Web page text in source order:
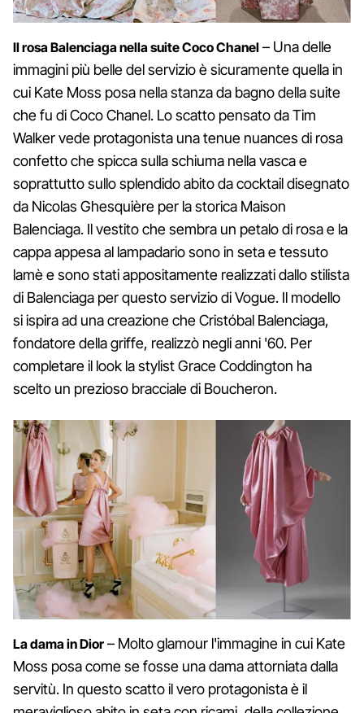
Il rosa Balenciaga nella suite Coco Chanel – Una delle
immagini più belle del servizio è sicuramente quella in
cui Kate Moss posa nella stanza da bagno della suite
che fu di Coco Chanel. Lo scatto pensato da Tim
Walker vede protagonista una tenue nuances di rosa
confetto che spicca sulla schiuma nella vasca e
soprattutto sullo splendido abito da cocktail disegnato
da Nicolas Ghesquière per la storica Maison
Balenciaga. Il vestito che sembra un petalo di rosa e la
cappa appesa al lampadario sono in seta e tessuto
lamè e sono stati appositamente realizzati dallo stilista
di Balenciaga per questo servizio di Vogue. Il modello
si ispira ad una creazione che Cristóbal Balenciaga,
fondatore della griffe, realizzò negli anni '60. Per
completare il look la stylist Grace Coddington ha
scelto un prezioso bracciale di Boucheron.
La dama in Dior – Molto glamour l'immagine in cui Kate
Moss posa come se fosse una dama attorniata dalla
servitù. In questo scatto il vero protagonista è il